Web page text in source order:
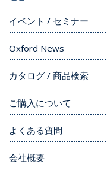
イベント / セミナー
Oxford News
カタログ / 商品検索
ご購入について
よくある質問
会社概要